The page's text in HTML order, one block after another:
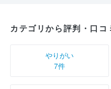
カテゴリから評判・口コ
やりがい
7件